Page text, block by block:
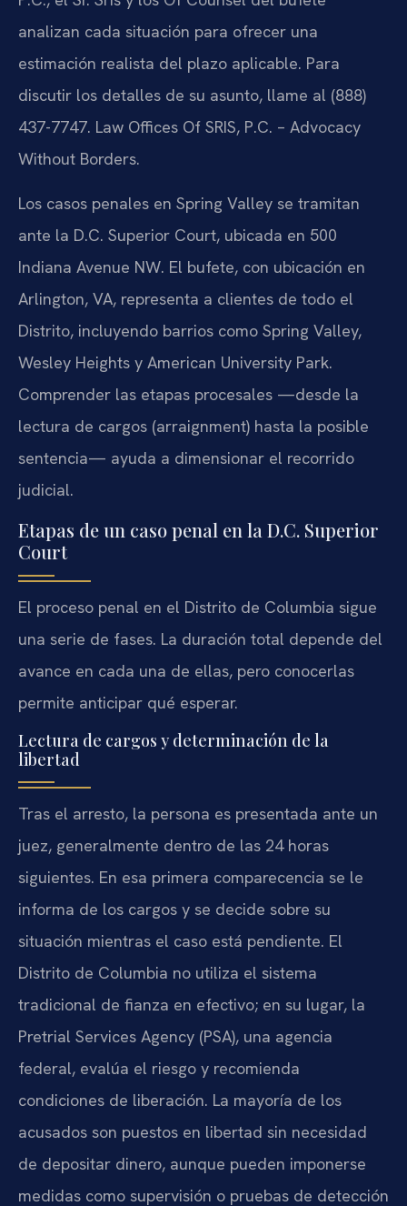
analizan cada situación para ofrecer una
estimación realista del plazo aplicable. Para
discutir los detalles de su asunto, llame al (888)
437-7747. Law Offices Of SRIS, P.C. – Advocacy
Without Borders.
Los casos penales en Spring Valley se tramitan
ante la D.C. Superior Court, ubicada en 500
Indiana Avenue NW. El bufete, con ubicación en
Arlington, VA, representa a clientes de todo el
Distrito, incluyendo barrios como Spring Valley,
Wesley Heights y American University Park.
Comprender las etapas procesales —desde la
lectura de cargos (arraignment) hasta la posible
sentencia— ayuda a dimensionar el recorrido
judicial.
Etapas de un caso penal en la D.C. Superior
Court
El proceso penal en el Distrito de Columbia sigue
una serie de fases. La duración total depende del
avance en cada una de ellas, pero conocerlas
permite anticipar qué esperar.
Lectura de cargos y determinación de la
libertad
Tras el arresto, la persona es presentada ante un
juez, generalmente dentro de las 24 horas
siguientes. En esa primera comparecencia se le
informa de los cargos y se decide sobre su
situación mientras el caso está pendiente. El
Distrito de Columbia no utiliza el sistema
tradicional de fianza en efectivo; en su lugar, la
Pretrial Services Agency (PSA), una agencia
federal, evalúa el riesgo y recomienda
condiciones de liberación. La mayoría de los
acusados son puestos en libertad sin necesidad
de depositar dinero, aunque pueden imponerse
medidas como supervisión o pruebas de detección